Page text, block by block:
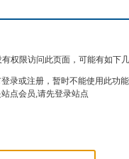
权限访问此页面，可能有如下
录或注册，暂时不能使用此功能
点会员,请先登录站点